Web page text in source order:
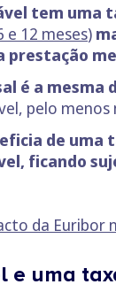
tem uma
e 12 meses)
é a
pelo
de uma
ficando
da Euribor
e uma